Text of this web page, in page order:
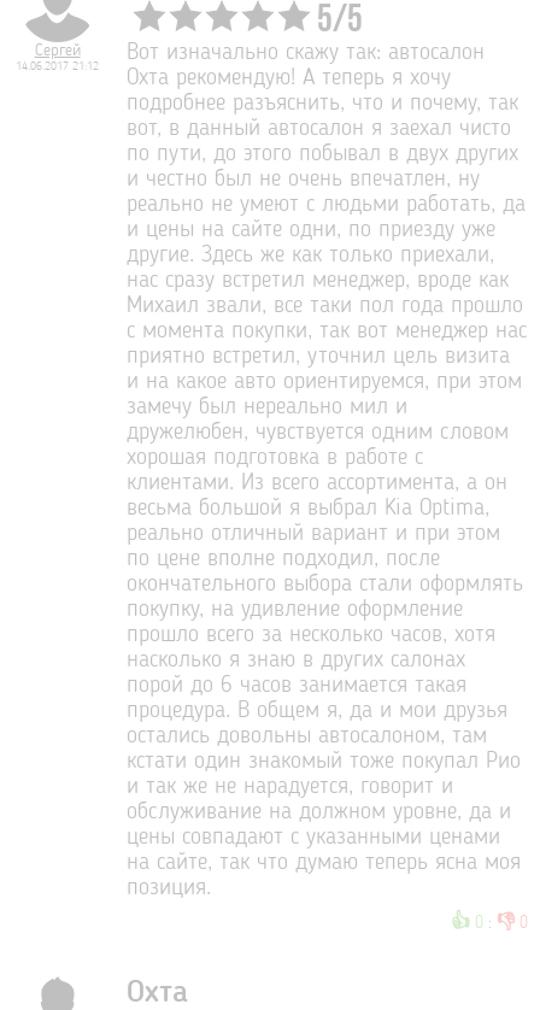
Сергей
14.06.2017 21:12
5/5
Вот изначально скажу так: автосалон
Охта рекомендую! А теперь я хочу
подробнее разъяснить, что и почему, так
вот, в данный автосалон я заехал чисто
по пути, до этого побывал в двух других
и честно был не очень впечатлен, ну
реально не умеют с людьми работать, да
и цены на сайте одни, по приезду уже
другие. Здесь же как только приехали,
нас сразу встретил менеджер, вроде как
Михаил звали, все таки пол года прошло
с момента покупки, так вот менеджер нас
приятно встретил, уточнил цель визита
и на какое авто ориентируемся, при этом
замечу был нереально мил и
дружелюбен, чувствуется одним словом
хорошая подготовка в работе с
клиентами. Из всего ассортимента, а он
весьма большой я выбрал Kia Optima,
реально отличный вариант и при этом
по цене вполне подходил, после
окончательного выбора стали оформлять
покупку, на удивление оформление
прошло всего за несколько часов, хотя
насколько я знаю в других салонах
порой до 6 часов занимается такая
процедура. В общем я, да и мои друзья
остались довольны автосалоном, там
кстати один знакомый тоже покупал Рио
и так же не нарадуется, говорит и
обслуживание на должном уровне, да и
цены совпадают с указанными ценами
на сайте, так что думаю теперь ясна моя
позиция.
👍 : 👎
Охта